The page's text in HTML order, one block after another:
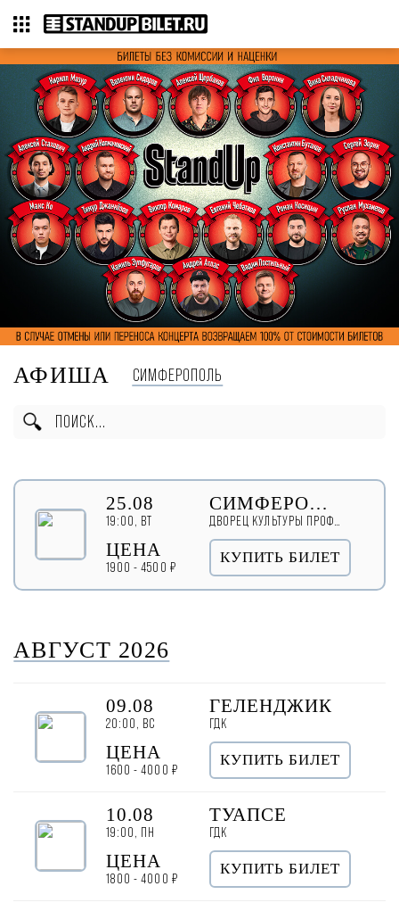
АФИША СИМФЕРОПОЛЬ
25.08
19:00, ВТ
СИМФЕРОПОЛЬ
ДВОРЕЦ КУЛЬТУРЫ ПРОФСОЮЗОВ
ЦЕНА
1900 - 4500 ₽
КУПИТЬ БИЛЕТ
АВГУСТ 2026
09.08
20:00, ВС
ГЕЛЕНДЖИК
ГДК
ЦЕНА
1600 - 4000 ₽
КУПИТЬ БИЛЕТ
10.08
19:00, ПН
ТУАПСЕ
ГДК
ЦЕНА
1800 - 4000 ₽
КУПИТЬ БИЛЕТ